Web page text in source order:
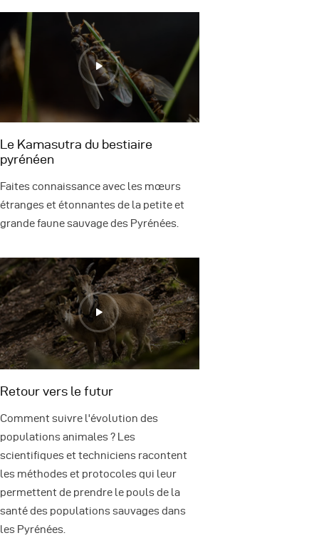
Le Kamasutra du bestiaire
pyrénéen
Faites connaissance avec les mœurs
étranges et étonnantes de la petite et
grande faune sauvage des Pyrénées.
Retour vers le futur
Comment suivre l'évolution des
populations animales ? Les
scientifiques et techniciens racontent
les méthodes et protocoles qui leur
permettent de prendre le pouls de la
santé des populations sauvages dans
les Pyrénées.